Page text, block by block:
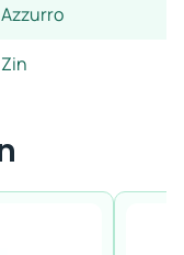
Azzurro
Zin